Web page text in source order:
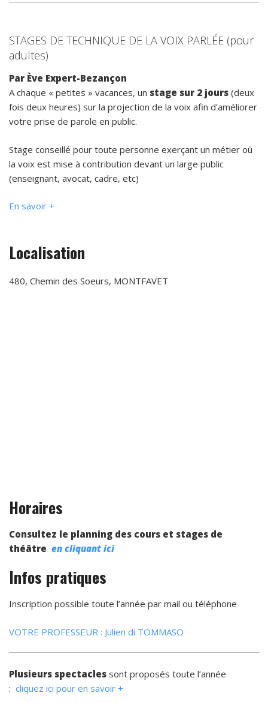
STAGES DE TECHNIQUE DE LA VOIX PARLÉE (pour
adultes)
Par Ève Expert-Bezançon
A chaque « petites » vacances, un stage sur 2 jours (deux
fois deux heures) sur la projection de la voix afin d’améliorer
votre prise de parole en public.
Stage conseillé pour toute personne exerçant un métier où
la voix est mise à contribution devant un large public
(enseignant, avocat, cadre, etc)
En savoir +
Localisation
480, Chemin des Soeurs, MONTFAVET
Horaires
Consultez le planning des cours et stages de
théâtre en cliquant ici
Infos pratiques
Inscription possible toute l’année par mail ou téléphone
VOTRE PROFESSEUR : Julien di TOMMASO
Plusieurs spectacles sont proposés toute l’année
: cliquez ici pour en savoir +